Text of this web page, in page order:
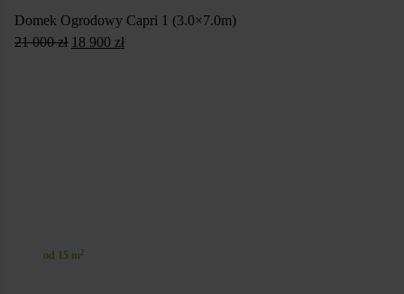
Domek Ogrodowy Capri 1 (3.0×7.0m)
21 000zł Pierwotna
18 900 złAktualna
od 15 m2